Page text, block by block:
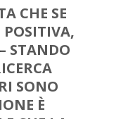
CHE SE
POSITIVA,
STANDO
SONO
È